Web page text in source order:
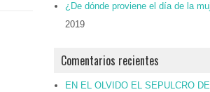
¿De dónde proviene el día de la
2019
Comentarios recientes
EN EL OLVIDO EL SEPULCRO